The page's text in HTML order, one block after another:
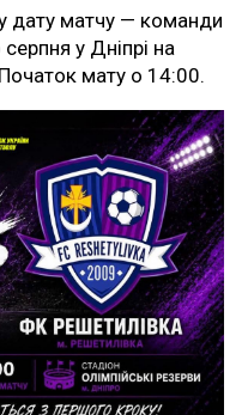
дату матчу — команди
у Дніпрі на
Початок мату о 14:00.